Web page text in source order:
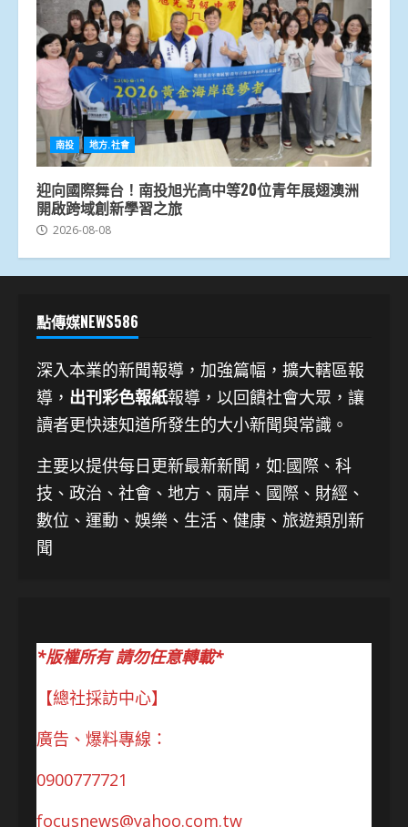
南投 地方.社會
迎向國際舞台！南投旭光高中等20位青年展翅澳洲
開啟跨域創新學習之旅
2026-08-08
點傳媒NEWS586
深入本業的新聞報導，加強篇幅，擴大轄區報
導， 出刊彩色報紙報導，以回饋社會大眾，讓
讀者更快速知道所發生的大小新聞與常識。
主要以提供每日更新最新新聞 ，如:國際、科
技、 政治、社會、地方、兩岸、國際、財經、
數位、運動、娛樂、生活、健康、旅遊類別新
聞
*版權所有 請勿任意轉載*
【總社採訪中心】
廣告、爆料專線：
0900777721
focusnews@yahoo.com.tw